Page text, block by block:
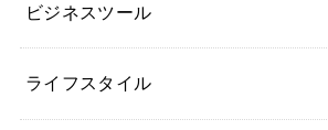
ビジネスツール
ライフスタイル